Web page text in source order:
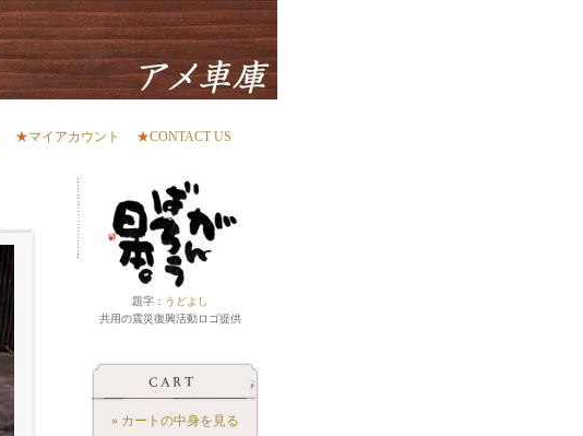
★マイアカウント ★CONTACT US
題字： うどよし
共用の震災復興活動ロゴ提供
» カートの中身を見る